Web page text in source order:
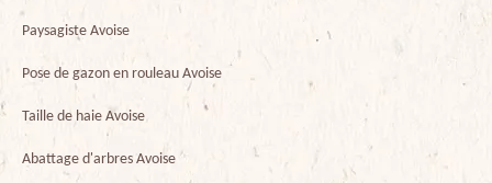
Paysagiste Avoise
Pose de gazon en rouleau Avoise
Taille de haie Avoise
Abattage d'arbres Avoise